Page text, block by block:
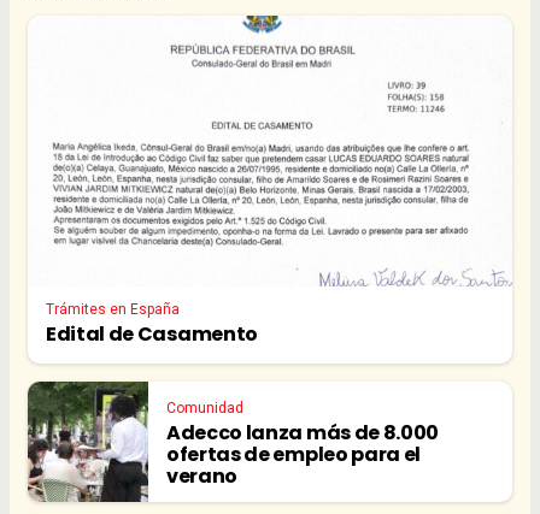
Trámites en España
Edital de Casamento
Comunidad
Adecco lanza más de 8.000
ofertas de empleo para el
verano